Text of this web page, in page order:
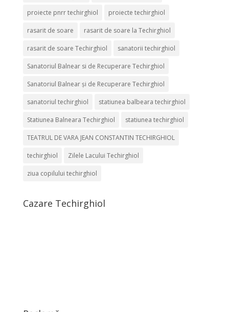
proiecte pnrr techirghiol proiecte techirghiol
rasarit de soare rasarit de soare la Techirghiol
rasarit de soare Techirghiol sanatorii techirghiol
Sanatoriul Balnear si de Recuperare Techirghiol
Sanatoriul Balnear și de Recuperare Techirghiol
sanatoriul techirghiol statiunea balbeara techirghiol
Statiunea Balneara Techirghiol statiunea techirghiol
TEATRUL DE VARA JEAN CONSTANTIN TECHIRGHIOL
techirghiol Zilele Lacului Techirghiol
ziua copilului techirghiol
Cazare Techirghiol